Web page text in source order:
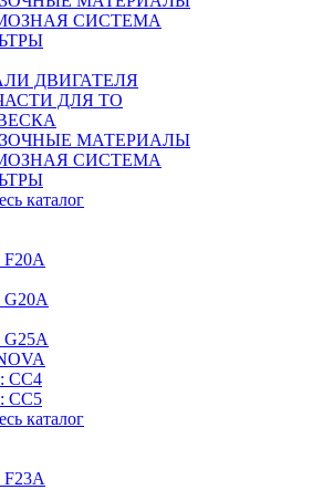
СИСТЕМА
ДВИГАТЕЛЯ
ДЛЯ ТО
МАТЕРИАЛЫ
СИСТЕМА
каталог
F20A
G20A
G25A
CC4
CC5
каталог
F23A